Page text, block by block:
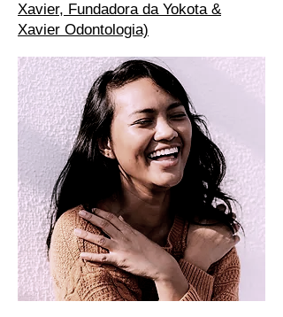
Xavier, Fundadora da Yokota &
Xavier Odontologia)